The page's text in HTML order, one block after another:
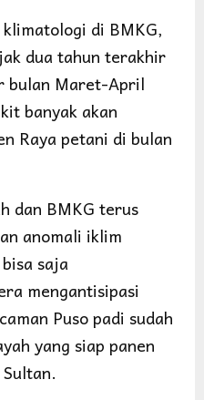
di BMKG,
dua tahun terakhir
bulan Maret-April
banyak akan
Raya petani di bulan
dan BMKG terus
anomali iklim
saja
mengantisipasi
Puso padi sudah
yang siap panen